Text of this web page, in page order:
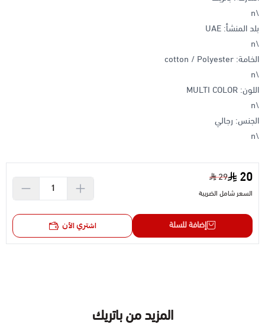
\n
بلد المنشأ: UAE
\n
الخامة: cotton / Polyester
\n
اللون: MULTI COLOR
\n
الجنس: رجالي
\n
20
29
السعر شامل الضريبة
إضافة للسلة اشتري الآن
المزيد من باتريك